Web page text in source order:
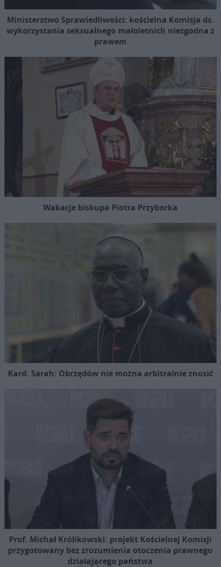
Ministerstwo Sprawiedliwości: kościelna Komisja ds.
wykorzystania seksualnego małoletnich niezgodna z
prawem
Wakacje biskupa Piotra Przyborka
Kard. Sarah: Obrzędów nie można arbitralnie znosić
Prof. Michał Królikowski: projekt Kościelnej Komisji
przygotowany bez zrozumienia otoczenia prawnego
działającego państwa